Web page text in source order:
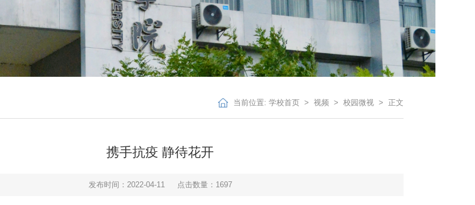
当前位置:学校首页 >视频 >校园微视 > 正文
携手抗疫 静待花开
发布时间：2022-04-11 点击数量： 1697